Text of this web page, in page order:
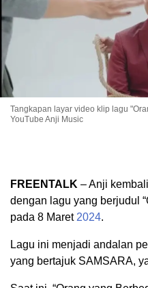
Tangkapan layar video klip lagu
YouTube Anji Music
FREENTALK – Anji
dengan lagu yang berjudul
pada 8 Maret 2024.
Lagu ini menjadi andalan
yang bertajuk SAMSARA,